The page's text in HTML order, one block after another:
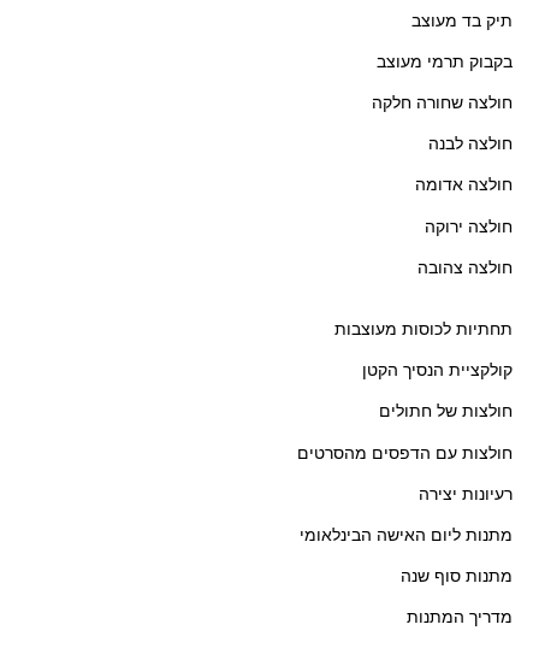
תיק בד מעוצב
בקבוק תרמי מעוצב
חולצה שחורה חלקה
חולצה לבנה
חולצה אדומה
חולצה ירוקה
חולצה צהובה
תחתיות לכוסות מעוצבות
קולקציית הנסיך הקטן
חולצות של חתולים
חולצות עם הדפסים מהסרטים
רעיונות יצירה
מתנות ליום האישה הבינלאומי
מתנות סוף שנה
מדריך המתנות